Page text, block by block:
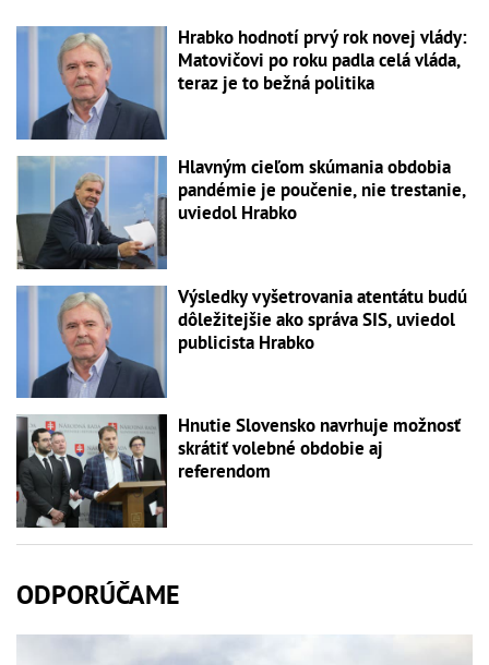
Hrabko hodnotí prvý rok novej vlády:
Matovičovi po roku padla celá vláda,
teraz je to bežná politika
Hlavným cieľom skúmania obdobia
pandémie je poučenie, nie trestanie,
uviedol Hrabko
Výsledky vyšetrovania atentátu budú
dôležitejšie ako správa SIS, uviedol
publicista Hrabko
Hnutie Slovensko navrhuje možnosť
skrátiť volebné obdobie aj
referendom
ODPORÚČAME